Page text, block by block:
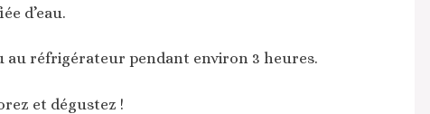
d’eau.
au réfrigérateur pendant environ 3 heures.
et dégustez !